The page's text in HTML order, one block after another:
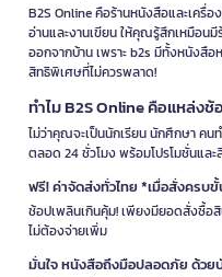
B2S Online คือร้านหนังสือและเครื่
อ่านและงานเขียน ให้คุณรู้สึกเหมือน
ออกจากบ้าน เพราะ b2s มีทั้งหนังสื
สิทธิพิเศษที่ไม่ควรพลาด!
ทำไม B2S Online คือแหล่ง
ไม่ว่าคุณจะเป็นนักเรียน นักศึกษา ค
ตลอด 24 ชั่วโมง พร้อมโปรโมชั่นแล
ฟรี! ค่าจัดส่งทั่วไทย *เมื่อสั่งครบ
ช้อปเพลินเกินคุ้ม! เพียงมียอดสั่งซื้อ
ไม่ต้องจ่ายเพิ่ม
มั่นใจ หนังสือถึงมือปลอดภัย ด้วย